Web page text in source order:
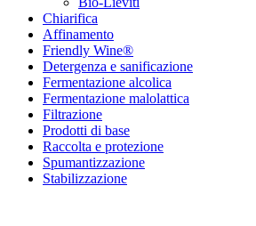
Chiarifica
Affinamento
Friendly Wine®
Detergenza e sanificazione
Fermentazione alcolica
Fermentazione malolattica
Filtrazione
Prodotti di base
Raccolta e protezione
Spumantizzazione
Stabilizzazione